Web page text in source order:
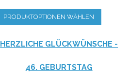
PRODUKTOPTIONEN WÄHLEN
HERZLICHE GLÜCKWÜNSCHE -
46. GEBURTSTAG